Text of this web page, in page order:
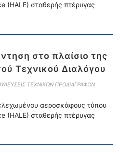
(HALE) σταθερής πτέρυγας
στο πλαίσιο της
Τεχνικού Διαλόγου
ΤΕΧΝΙΚΩΝ ΠΡΟΔΙΑΓΡΑΦΩΝ
αεροσκάφους τύπου
(HALE) σταθερής πτέρυγας